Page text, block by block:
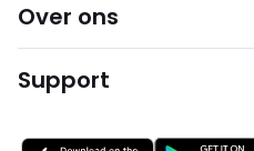
Over ons
Support